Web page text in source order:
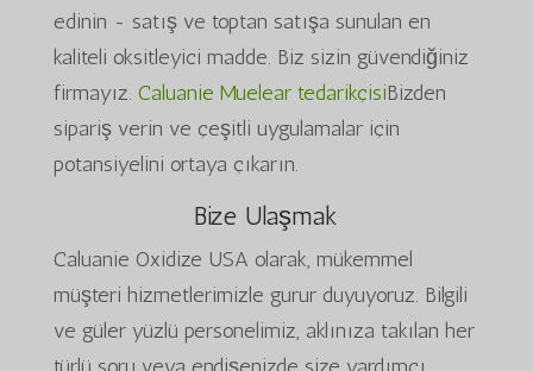
edinin - satış ve toptan satışa sunulan en
kaliteli oksitleyici madde. Biz sizin güvendiğiniz
firmayız. Caluanie Muelear tedarikçisiBizden
sipariş verin ve çeşitli uygulamalar için
potansiyelini ortaya çıkarın.
Bize Ulaşmak
Caluanie Oxidize USA olarak, mükemmel
müşteri hizmetlerimizle gurur duyuyoruz. Bilgili
ve güler yüzlü personelimiz, aklınıza takılan her